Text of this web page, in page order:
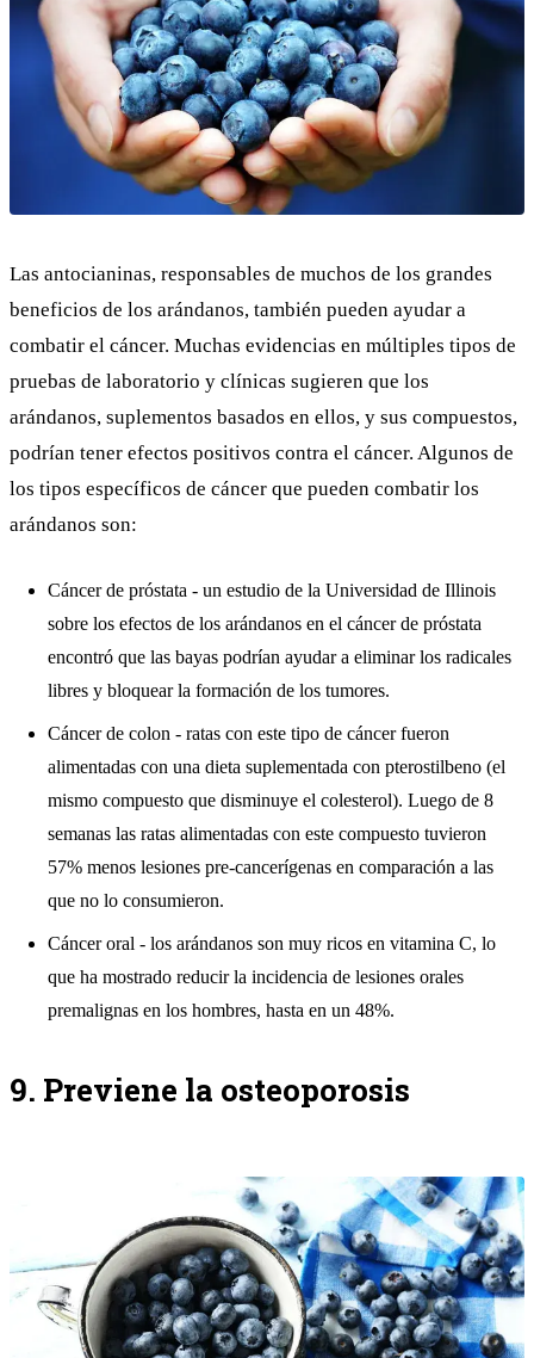
Las antocianinas, responsables de muchos de los grandes
beneficios de los arándanos, también pueden ayudar a
combatir el cáncer. Muchas evidencias en múltiples tipos de
pruebas de laboratorio y clínicas sugieren que los
arándanos, suplementos basados en ellos, y sus compuestos,
podrían tener efectos positivos contra el cáncer. Algunos de
los tipos específicos de cáncer que pueden combatir los
arándanos son:
Cáncer de próstata - un estudio de la Universidad de Illinois
sobre los efectos de los arándanos en el cáncer de próstata
encontró que las bayas podrían ayudar a eliminar los radicales
libres y bloquear la formación de los tumores.
Cáncer de colon - ratas con este tipo de cáncer fueron
alimentadas con una dieta suplementada con pterostilbeno (el
mismo compuesto que disminuye el colesterol). Luego de 8
semanas las ratas alimentadas con este compuesto tuvieron
57% menos lesiones pre-cancerígenas en comparación a las
que no lo consumieron.
Cáncer oral - los arándanos son muy ricos en vitamina C, lo
que ha mostrado reducir la incidencia de lesiones orales
premalignas en los hombres, hasta en un 48%.
9. Previene la osteoporosis